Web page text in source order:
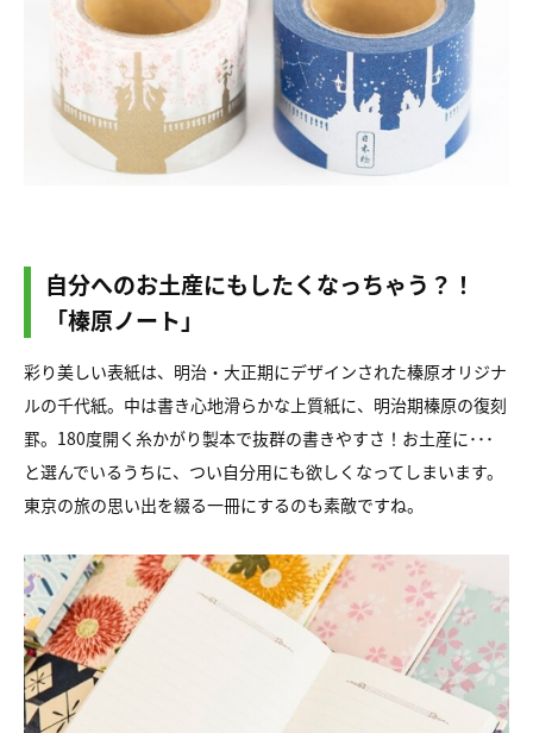
自分へのお土産にもしたくなっちゃう？！
「榛原ノート」
彩り美しい表紙は、明治・大正期にデザインされた榛原オリジナ
ルの千代紙。中は書き心地滑らかな上質紙に、明治期榛原の復刻
罫。180度開く糸かがり製本で抜群の書きやすさ！お土産に･･･
と選んでいるうちに、つい自分用にも欲しくなってしまいます。
東京の旅の思い出を綴る一冊にするのも素敵ですね。